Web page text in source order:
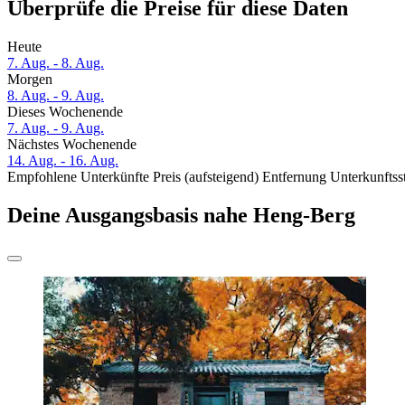
Überprüfe die Preise für diese Daten
Heute
7. Aug. - 8. Aug.
Morgen
8. Aug. - 9. Aug.
Dieses Wochenende
7. Aug. - 9. Aug.
Nächstes Wochenende
14. Aug. - 16. Aug.
Empfohlene Unterkünfte Preis (aufsteigend) Entfernung
Deine Ausgangsbasis nahe Heng-Berg